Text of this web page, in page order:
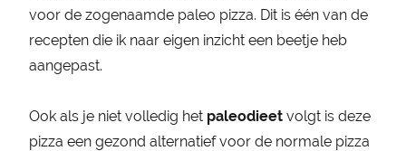
voor de zogenaamde paleo pizza. Dit is één van de
recepten die ik naar eigen inzicht een beetje heb
aangepast.
Ook als je niet volledig het paleodieet volgt is deze
pizza een gezond alternatief voor de normale pizza